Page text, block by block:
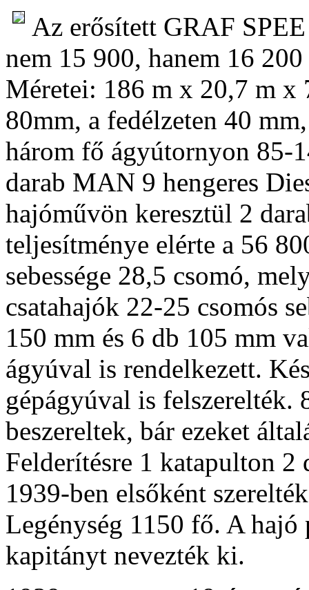
Az erősített GRAF
nem 15 900, hanem 16
Méretei: 186 m x 20,7 m x
80mm, a fedélzeten 40
három fő ágyútornyon 85-
darab MAN 9 hengeres
hajóművön keresztül 2
teljesítménye elérte a 56
sebessége 28,5 csomó,
csatahajók 22-25 csomós
150 mm és 6 db 105 mm
ágyúval is rendelkezett.
gépágyúval is felszerelték.
beszereltek, bár ezeket
Felderítésre 1 katapulton
1939-ben elsőként
Legénység 1150 fő. A
kapitányt nevezték ki.